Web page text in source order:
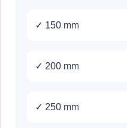
✓ 150 mm
✓ 200 mm
✓ 250 mm